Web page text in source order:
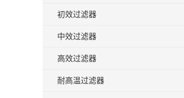
初效过滤器
中效过滤器
高效过滤器
耐高温过滤器